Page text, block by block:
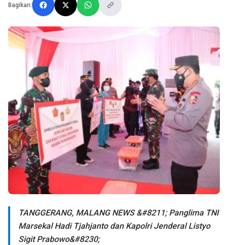
Bagikan:
TANGGERANG, MALANG NEWS &#8211; Panglima TNI
Marsekal Hadi Tjahjanto dan Kapolri Jenderal Listyo
Sigit Prabowo&#8230;